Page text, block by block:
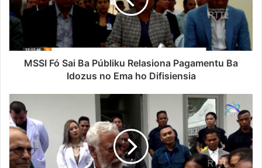
MSSI Fó Sai Ba Públiku Relasiona Pagamentu Ba
Idozus no Ema ho Difisiensia